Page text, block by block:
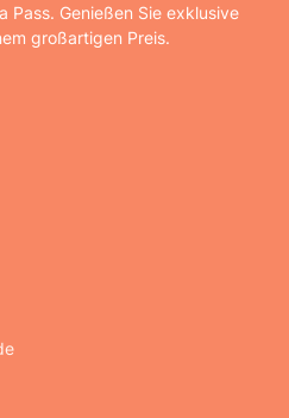
Pass. Genießen Sie exklusive
großartigen Preis.